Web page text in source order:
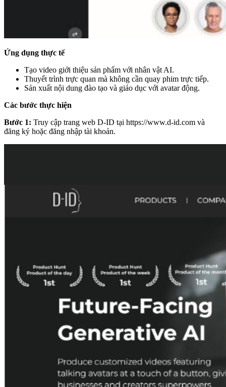
Ứng dụng thực tế
Tạo video giới thiệu sản phẩm với nhân vật AI.
Thuyết trình trực quan mà không cần quay phim trực tiếp.
Sản xuất nội dung đào tạo và giáo dục với avatar động.
Các bước thực hiện
Bước 1: Truy cập trang web D-ID tại https://www.d-id.com và
đăng ký hoặc đăng nhập tài khoản.